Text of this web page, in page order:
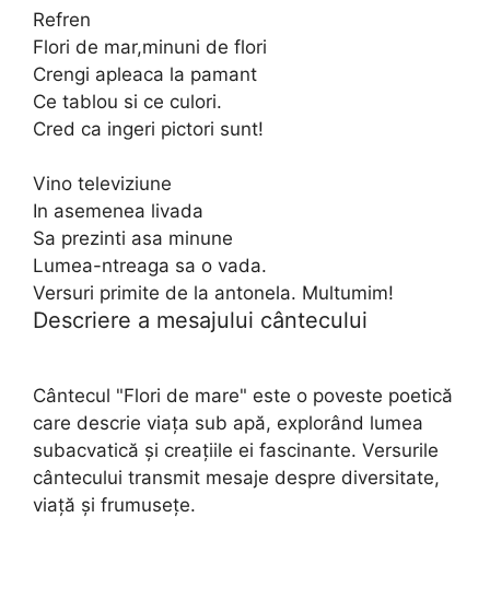
Refren
Flori de mar,minuni de flori
Crengi apleaca la pamant
Ce tablou si ce culori.
Cred ca ingeri pictori sunt!
Vino televiziune
In asemenea livada
Sa prezinti asa minune
Lumea-ntreaga sa o vada.
Versuri primite de la antonela. Multumim!
Descriere a mesajului cântecului
Cântecul "Flori de mare" este o poveste poetică
care descrie viața sub apă, explorând lumea
subacvatică și creațiile ei fascinante. Versurile
cântecului transmit mesaje despre diversitate,
viață și frumusețe.